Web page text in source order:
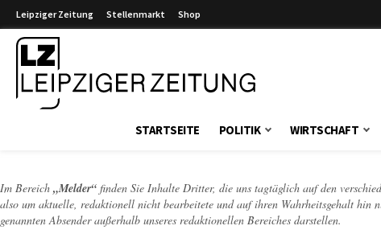
Leipziger Zeitung Stellenmarkt Shop
STARTSEITE POLITIK WIRTSCHAFT
Im Bereich „Melder“ finden Sie Inhalte Dritter, die uns tagtäglich auf den
also um aktuelle, redaktionell nicht bearbeitete und auf ihren Wahrheitsgehalt
genannten Absender außerhalb unseres redaktionellen Bereiches darstellen.